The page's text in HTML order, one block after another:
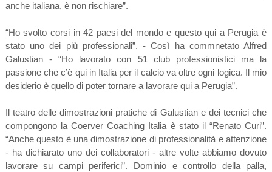
anche italiana, è non rischiare”.
“Ho svolto corsi in 42 paesi del mondo e questo qui a Perugia è
stato uno dei più professionali”. - Così ha commnetato Alfred
Galustian - “Ho lavorato con 51 club professionistici ma la
passione che c’è qui in Italia per il calcio va oltre ogni logica. Il mio
desiderio è quello di poter tornare a lavorare qui a Perugia”.
Il teatro delle dimostrazioni pratiche di Galustian e dei tecnici che
compongono la Coerver Coaching Italia è stato il “Renato Curi”.
“Anche questo è una dimostrazione di professionalità e attenzione
- ha dichiarato uno dei collaboratori - altre volte abbiamo dovuto
lavorare su campi periferici”. Dominio e controllo della palla,